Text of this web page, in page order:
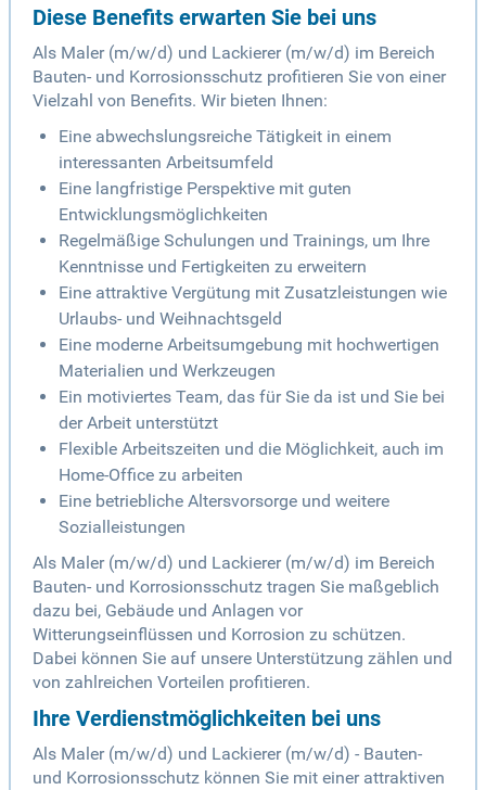
Diese Benefits erwarten Sie bei uns
Als Maler (m/w/d) und Lackierer (m/w/d) im Bereich
Bauten- und Korrosionsschutz profitieren Sie von einer
Vielzahl von Benefits. Wir bieten Ihnen:
Eine abwechslungsreiche Tätigkeit in einem
interessanten Arbeitsumfeld
Eine langfristige Perspektive mit guten
Entwicklungsmöglichkeiten
Regelmäßige Schulungen und Trainings, um Ihre
Kenntnisse und Fertigkeiten zu erweitern
Eine attraktive Vergütung mit Zusatzleistungen wie
Urlaubs- und Weihnachtsgeld
Eine moderne Arbeitsumgebung mit hochwertigen
Materialien und Werkzeugen
Ein motiviertes Team, das für Sie da ist und Sie bei
der Arbeit unterstützt
Flexible Arbeitszeiten und die Möglichkeit, auch im
Home-Office zu arbeiten
Eine betriebliche Altersvorsorge und weitere
Sozialleistungen
Als Maler (m/w/d) und Lackierer (m/w/d) im Bereich
Bauten- und Korrosionsschutz tragen Sie maßgeblich
dazu bei, Gebäude und Anlagen vor
Witterungseinflüssen und Korrosion zu schützen.
Dabei können Sie auf unsere Unterstützung zählen und
von zahlreichen Vorteilen profitieren.
Ihre Verdienstmöglichkeiten bei uns
Als Maler (m/w/d) und Lackierer (m/w/d) - Bauten-
und Korrosionsschutz können Sie mit einer attraktiven